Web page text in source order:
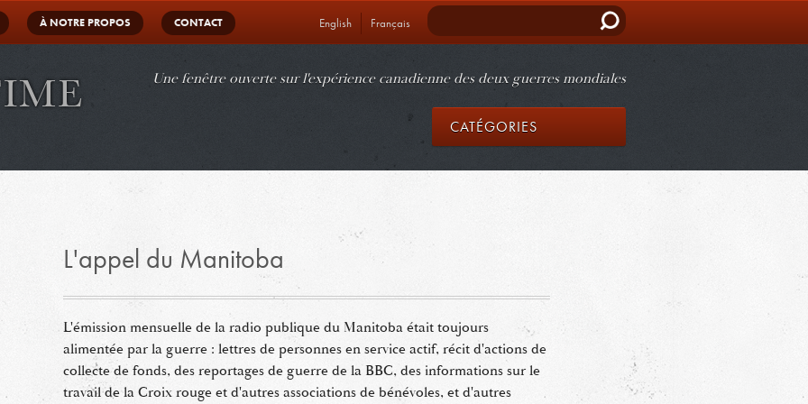
À NOTRE PROPOS CONTACT English Français
Une fenêtre ouverte sur l'expérience canadienne des deux guerres mondiales
CATÉGORIES
L'appel du Manitoba
L'émission mensuelle de la radio publique du Manitoba était toujours
alimentée par la guerre : lettres de personnes en service actif, récit d'actions de
collecte de fonds, des reportages de guerre de la BBC, des informations sur le
travail de la Croix rouge et d'autres associations de bénévoles, et d'autres